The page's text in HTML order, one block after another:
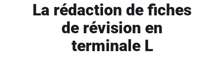
La rédaction de fiches
de révision en
terminale L